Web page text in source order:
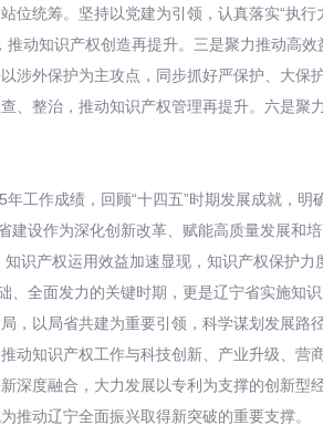
位统筹。坚持以党建为引领，认真落实“执
动知识产权创造再提升。三是聚力推动高
涉外保护为主攻点，同步抓好严保护、大
、整治，推动知识产权管理再提升。六是
作成绩，回顾“十四五”时期发展成就，明
建设作为深化创新改革、赋能高质量发展
识产权运用效益加速显现，知识产权保护
、全面发力的关键时期，更是辽宁省实施
，以局省共建为重要引领，科学谋划发展
动知识产权工作与科技创新、产业升级、
深度融合，大力发展以专利为支撑的创新
推动辽宁全面振兴取得新突破的重要支撑。